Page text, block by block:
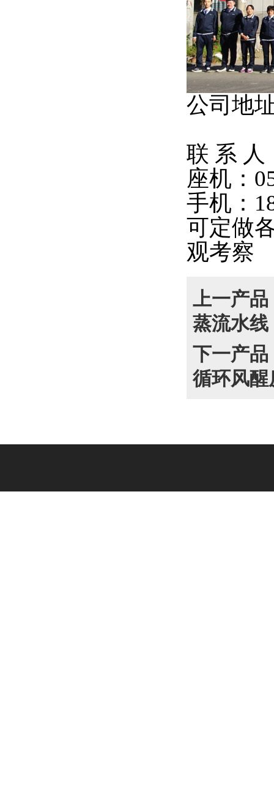
公司地
联 系 人
座机：
手机：
可定做
观考察
上一产品
蒸流水
下一产品
循环风